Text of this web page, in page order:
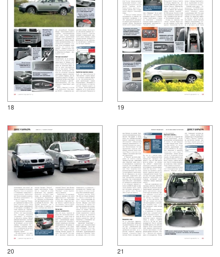
18 19
20 21